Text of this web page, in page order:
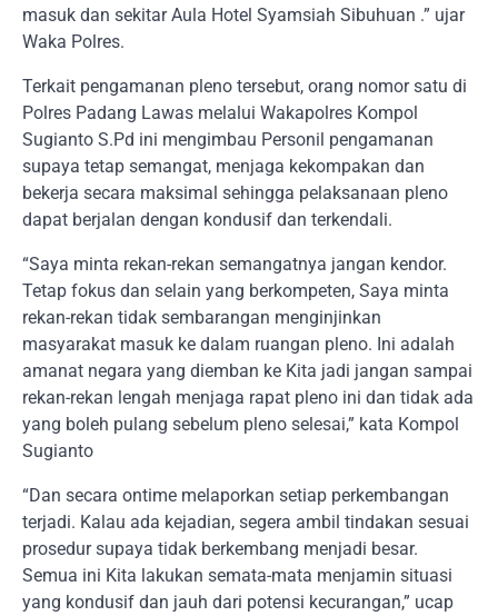
masuk dan sekitar Aula Hotel Syamsiah Sibuhuan .” ujar
Waka Polres.
Terkait pengamanan pleno tersebut, orang nomor satu di
Polres Padang Lawas melalui Wakapolres Kompol
Sugianto S.Pd ini mengimbau Personil pengamanan
supaya tetap semangat, menjaga kekompakan dan
bekerja secara maksimal sehingga pelaksanaan pleno
dapat berjalan dengan kondusif dan terkendali.
“Saya minta rekan-rekan semangatnya jangan kendor.
Tetap fokus dan selain yang berkompeten, Saya minta
rekan-rekan tidak sembarangan menginjinkan
masyarakat masuk ke dalam ruangan pleno. Ini adalah
amanat negara yang diemban ke Kita jadi jangan sampai
rekan-rekan lengah menjaga rapat pleno ini dan tidak ada
yang boleh pulang sebelum pleno selesai,” kata Kompol
Sugianto
“Dan secara ontime melaporkan setiap perkembangan
terjadi. Kalau ada kejadian, segera ambil tindakan sesuai
prosedur supaya tidak berkembang menjadi besar.
Semua ini Kita lakukan semata-mata menjamin situasi
yang kondusif dan jauh dari potensi kecurangan,” ucap